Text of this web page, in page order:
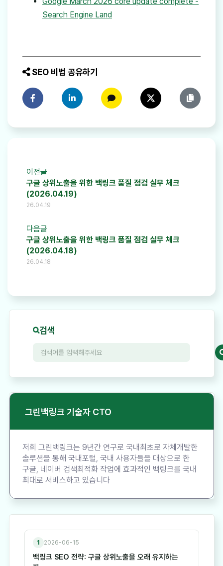
Search Engine Land
SEO 비법 공유하기
페이스북에 공유하기링크드인에 공유하기카카오톡에 공유하기트위터에 공유하기링크 복사
이전글
구글 상위노출을 위한 백링크 품질 점검 실무 체크
(2026.04.19)
26.04.19
다음글
구글 상위노출을 위한 백링크 품질 점검 실무 체크
(2026.04.18)
26.04.18
검색
그린백링크 기술자 CTO
저희 그린백링크는 9년간 연구로 국내최초로 자체개발한
솔루션을 통해 국내포털, 국내 사용자들을 대상으로 한
구글, 네이버 검색최적화 작업에 효과적인 백링크를 국내
최대로 서비스하고 있습니다
1 2026-06-15
백링크 SEO 전략: 구글 상위노출을 오래 유지하는